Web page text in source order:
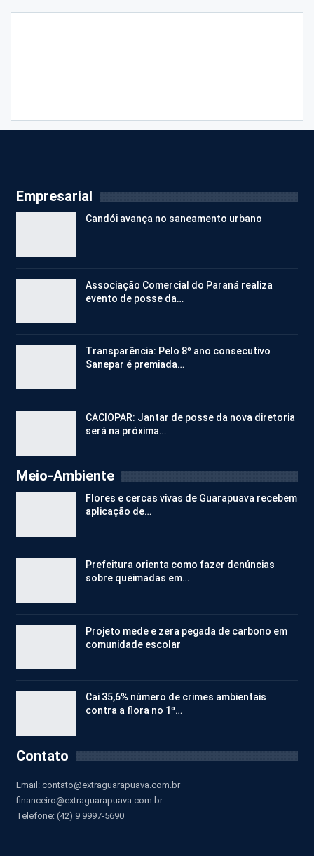
Empresarial
Candói avança no saneamento urbano
Associação Comercial do Paraná realiza
evento de posse da…
Transparência: Pelo 8º ano consecutivo
Sanepar é premiada…
CACIOPAR: Jantar de posse da nova diretoria
será na próxima…
Meio-Ambiente
Flores e cercas vivas de Guarapuava recebem
aplicação de…
Prefeitura orienta como fazer denúncias
sobre queimadas em…
Projeto mede e zera pegada de carbono em
comunidade escolar
Cai 35,6% número de crimes ambientais
contra a flora no 1º…
Contato
Email: contato@extraguarapuava.com.br
financeiro@extraguarapuava.com.br
Telefone: (42) 9 9997-5690